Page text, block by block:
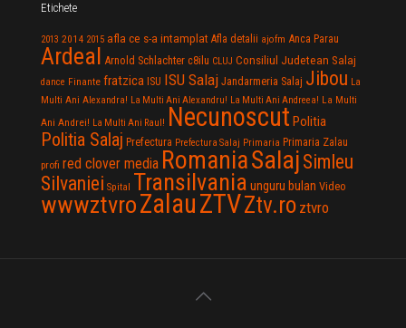
Etichete
2013 2014 2015 afla ce s-a intamplat Afla detalii ajofm Anca Parau
Ardeal Arnold Schlachter c8ilu CLUJ Consiliul Judetean Salaj
dance Finante fratzica ISU ISU Salaj Jandarmeria Salaj Jibou La
Multi Ani Alexandra! La Multi Ani Alexandru! La Multi Ani Andreea! La Multi
Ani Andrei! La Multi Ani Raul! Necunoscut Politia
Politia Salaj Prefectura Prefectura Salaj Primaria Primaria Zalau
profi red clover media RomaniaSalaj Simleu
Silvaniei Spital Transilvania unguru bulan Video
wwwztvroZalauZTVZtv.ro ztvro